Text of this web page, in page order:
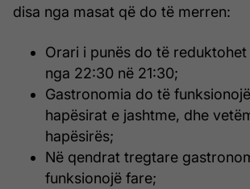
disa nga masat që do të merren:
Orari i punës do të
nga 22:30 në 21:30;
Gastronomia do të
hapësirat e jashtme, dhe
hapësirës;
Në qendrat tregtare
funksionojë fare;